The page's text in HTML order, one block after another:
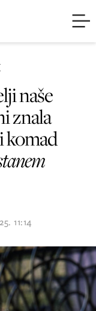
naše
znala
komad
11:14